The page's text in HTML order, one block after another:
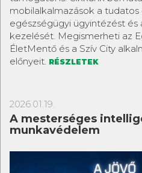
mobilalkalmazások a
egészségügyi ügyintézést
kezelését. Megismerheti az
ÉletMentő és a Szív City
előnyeit. RÉSZLETEK
2026.01.19.
A mesterséges
munkavédelem